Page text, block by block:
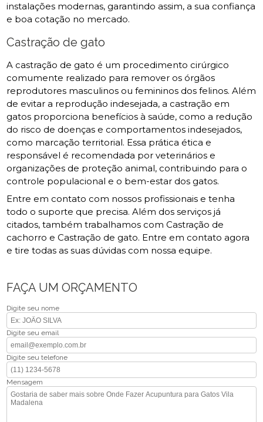
instalações modernas, garantindo assim, a sua confiança
e boa cotação no mercado.
Castração de gato
A castração de gato é um procedimento cirúrgico
comumente realizado para remover os órgãos
reprodutores masculinos ou femininos dos felinos. Além
de evitar a reprodução indesejada, a castração em
gatos proporciona benefícios à saúde, como a redução
do risco de doenças e comportamentos indesejados,
como marcação territorial. Essa prática ética e
responsável é recomendada por veterinários e
organizações de proteção animal, contribuindo para o
controle populacional e o bem-estar dos gatos.
Entre em contato com nossos profissionais e tenha
todo o suporte que precisa. Além dos serviços já
citados, também trabalhamos com Castração de
cachorro e Castração de gato. Entre em contato agora
e tire todas as suas dúvidas com nossa equipe.
FAÇA UM ORÇAMENTO
Digite seu nome
Digite seu email
Digite seu telefone
Mensagem